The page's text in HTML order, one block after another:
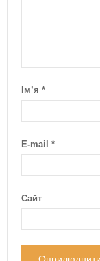
Ім’я *
E-mail *
Сайт